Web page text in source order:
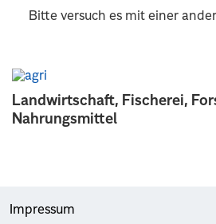
Landwirtschaft, Fischerei,
Nahrungsmittel
Bitte versuch es mit einer
Impressum